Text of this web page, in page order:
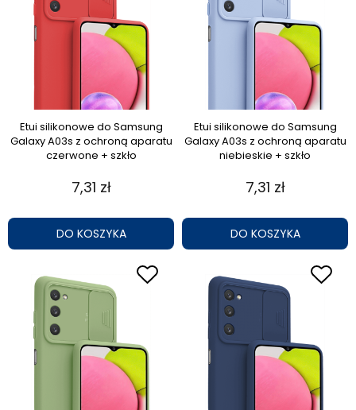
Etui silikonowe do Samsung
Galaxy A03s z ochroną aparatu
czerwone + szkło
7,31 zł
DO KOSZYKA
Etui silikonowe do Samsung
Galaxy A03s z ochroną aparatu
niebieskie + szkło
7,31 zł
DO KOSZYKA